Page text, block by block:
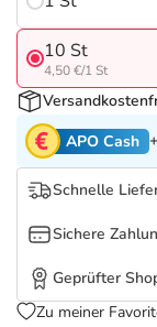
Tierapotheke
Vitamine &
Marken
Täglich gut
Salus Deals
10 St
4,50 €/1 St
APO Cash
Schnelle
Sichere
Geprüfter
Zu meiner